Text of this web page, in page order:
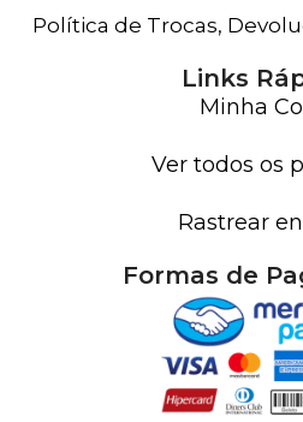
Política de Trocas,
Links
Minha
Ver todos os
Rastrear
Formas de